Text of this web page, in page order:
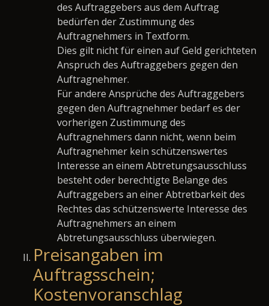
des Auftraggebers aus dem Auftrag
bedürfen der Zustimmung des
Auftragnehmers in Textform.
Dies gilt nicht für einen auf Geld gerichteten
Anspruch des Auftraggebers gegen den
Auftragnehmer.
Für andere Ansprüche des Auftraggebers
gegen den Auftragnehmer bedarf es der
vorherigen Zustimmung des
Auftragnehmers dann nicht, wenn beim
Auftragnehmer kein schützenswertes
Interesse an einem Abtretungsausschluss
besteht oder berechtigte Belange des
Auftraggebers an einer Abtretbarkeit des
Rechtes das schützenswerte Interesse des
Auftragnehmers an einem
Abtretungsausschluss überwiegen.
Preisangaben im
Auftragsschein;
Kostenvoranschlag